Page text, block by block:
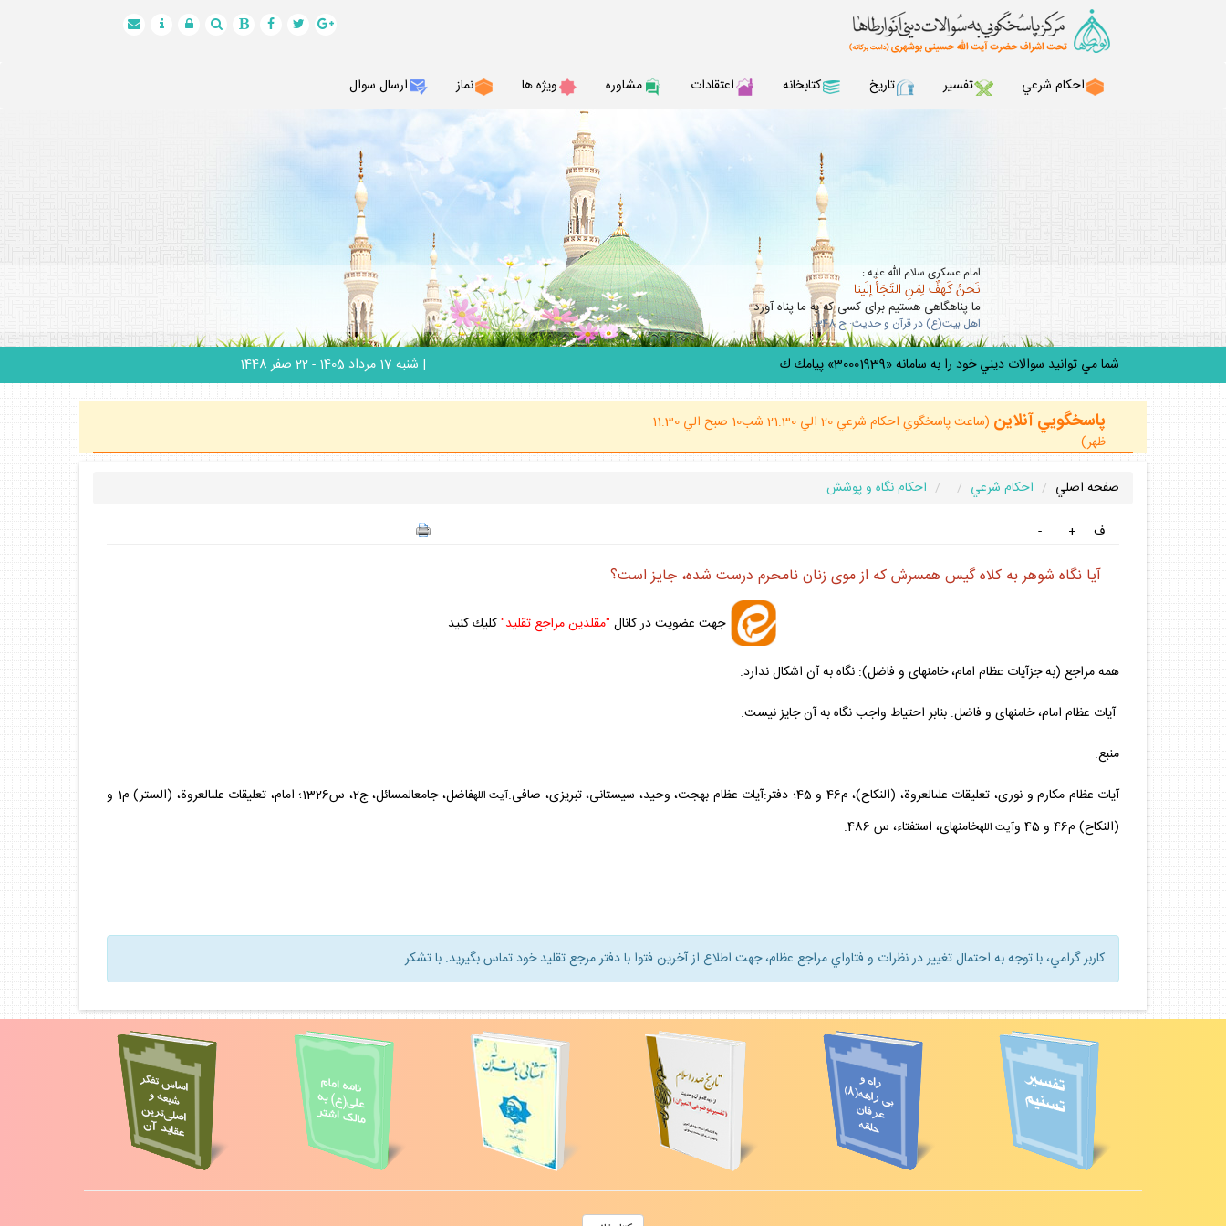
احكام شرعي تفسير تاريخ كتابخانه اعتقادات مشاوره ويژه ها نماز ارسال سوال
امام عسكرى سلام الله عليه :
نَحنُ كَهفٌ لِمَنِ التَجَأَ إلَينا
ما پناهگاهى هستيم براى كسى كه به ما پناه آورد
اهل بيت(ع) در قرآن و حديث: ح 348
شما مي توانيد سوالات ديني خود را به سامانه «30001939» پيامك كنيد. | شنبه 17 مرداد 1405 - 22 صفر 1448
پاسخگويي آنلاين
(ساعت پاسخگوي احكام شرعي 20 الي 21:30 شب10 صبح الي 11:30
ظهر)
صفحه اصلي احكام شرعي
احكام نگاه و پوشش
ف
+
-
آيا نگاه شوهر به كلاه گيس همسرش كه از موى زنان نامحرم درست شده، جايز است؟
جهت عضويت در كانال "مقلدين مراجع تقليد"كليك كنيد
همه مراجع (به جزآيات عظام امام، خامنه‏اى و فاضل): نگاه به آن اشكال ندارد.
آيات عظام امام، خامنه‏اى و فاضل: بنابر احتياط واجب نگاه به آن جايز نيست.
منبع:
آيات عظام مكارم و نورى، تعليقات على‏العروة، (النكاح)، م46 و 45؛ دفتر:آيات عظام بهجت، وحيد، سيستانى، تبريزى، صافى.
آيت الله
فاضل، جامع‏المسائل، ج2، س1326؛ امام، تعليقات على‏العروة، (الستر) م1 و
(النكاح) م46 و 45 و
آيت اللهخامنه‏اى، استفتاء، س 486.
كاربر گرامي، با توجه به احتمال تغيير در نظرات و فتاواي مراجع عظام، جهت اطلاع از آخرين فتوا با دفتر مرجع تقليد خود تماس بگيريد. با تشكر